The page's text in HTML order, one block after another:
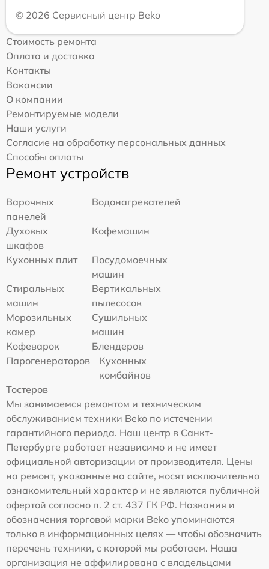
© 2026 Сервисный центр Beko
Стоимость ремонта
Оплата и доставка
Контакты
Вакансии
О компании
Ремонтируемые модели
Наши услуги
Согласие на обработку персональных данных
Способы оплаты
Ремонт устройств
Варочных
панелей
Водонагревателей
Духовых
шкафов
Кофемашин
Кухонных плит
Посудомоечных
машин
Стиральных
машин
Вертикальных
пылесосов
Морозильных
камер
Сушильных
машин
Кофеварок
Блендеров
Парогенераторов
Кухонных
комбайнов
Тостеров
Мы занимаемся ремонтом и техническим
обслуживанием техники Beko по истечении
гарантийного периода. Наш центр в Санкт-
Петербурге работает независимо и не имеет
официальной авторизации от производителя. Цены
на ремонт, указанные на сайте, носят исключительно
ознакомительный характер и не являются публичной
офертой согласно п. 2 ст. 437 ГК РФ. Названия и
обозначения торговой марки Beko упоминаются
только в информационных целях — чтобы обозначить
перечень техники, с которой мы работаем. Наша
организация не аффилирована с владельцами